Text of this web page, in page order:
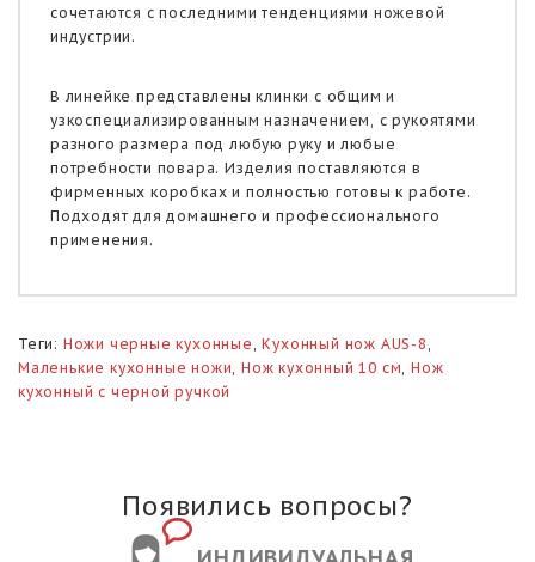
сочетаются с последними тенденциями ножевой
индустрии.
В линейке представлены клинки с общим и
узкоспециализированным назначением, с рукоятями
разного размера под любую руку и любые
потребности повара. Изделия поставляются в
фирменных коробках и полностью готовы к работе.
Подходят для домашнего и профессионального
применения.
Теги: Ножи черные кухонные ,Кухонный нож AUS-8
Маленькие кухонные ножи ,Нож кухонный 10 см ,Нож
кухонный с черной ручкой
Появились вопросы?